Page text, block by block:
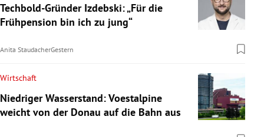
Techbold-Gründer Izdebski: „Für die
Frühpension bin ich zu jung“
Anita StaudacherGestern
Wirtschaft
Niedriger Wasserstand: Voestalpine
weicht von der Donau auf die Bahn aus